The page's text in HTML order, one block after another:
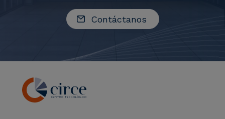
Contáctanos